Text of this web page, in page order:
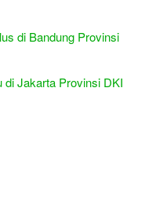
di Bandung Provinsi
Jakarta Provinsi DKI